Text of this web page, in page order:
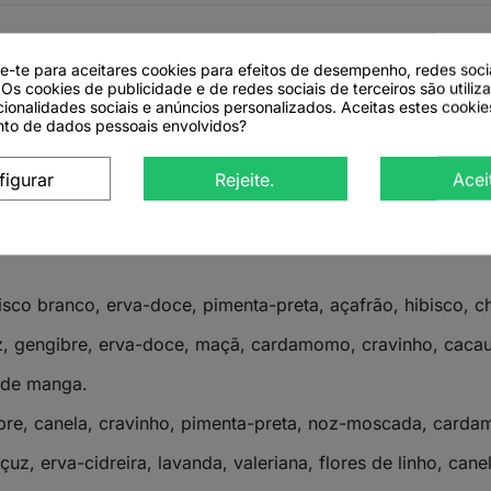
Bio – 45 saquetas
reunida numa caixa premium que combina
aromáticas próprias, esta coleção oferece uma
espaços corporativos e cabazes
branco, erva-doce, pimenta-preta, açafrão, hibisco,
gengibre, erva-doce, maçã, cardamomo, cravinho,
manga.
canela, cravinho, pimenta-preta, noz-moscada,
erva-cidreira, lavanda, valeriana, flores de linho,
te para aceitares cookies para efeitos de desempenho, redes
cookies de publicidade e de redes sociais de terceiros são
sociais e anúncios personalizados. Aceitas estes
de dados pessoais envolvidos?
Rejeite.